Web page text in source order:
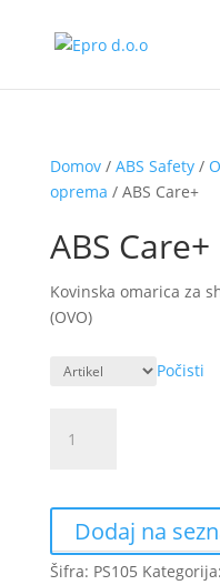
Domov/ ABS Safety/
oprema / ABS Care+
ABS Care+
Kovinska omarica za
(OVO)
Počisti
Care+
Dodaj na
Šifra: PS105 Kategorija: